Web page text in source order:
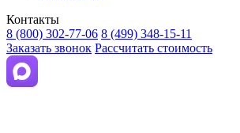
Контакты
8 (800) 302-77-06 8 (499) 348-15-11
Заказать звонок Рассчитать стоимость